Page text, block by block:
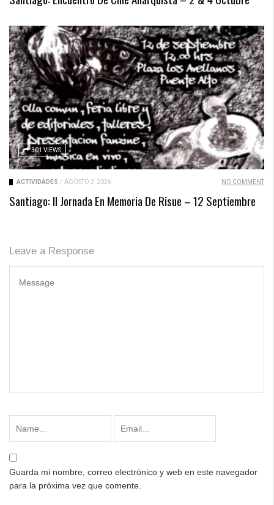
301 VIEWS
ACTIVIDADES / AGOSTO 3, 2026 NO COMMENT
Santiago: II Jornada En Memoria De Risue – 12 Septiembre
Leave a Response
Guarda mi nombre, correo electrónico y web en este navegador
para la próxima vez que comente.